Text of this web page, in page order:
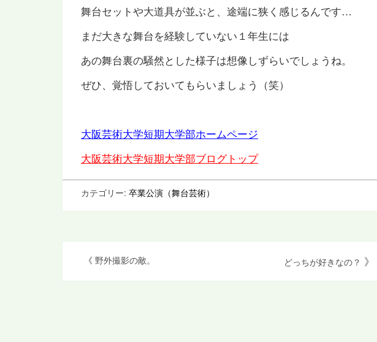
舞台セットや大道具が並ぶと、途端に狭く感じるんです…
まだ大きな舞台を経験していない１年生には
あの舞台裏の騒然とした様子は想像しずらいでしょうね。
ぜひ、覚悟しておいてもらいましょう（笑）
大阪芸術大学短期大学部ホームページ
大阪芸術大学短期大学部ブログトップ
カテゴリー: 卒業公演（舞台芸術）
《 野外撮影の敵。 どっちが好きなの？ 》